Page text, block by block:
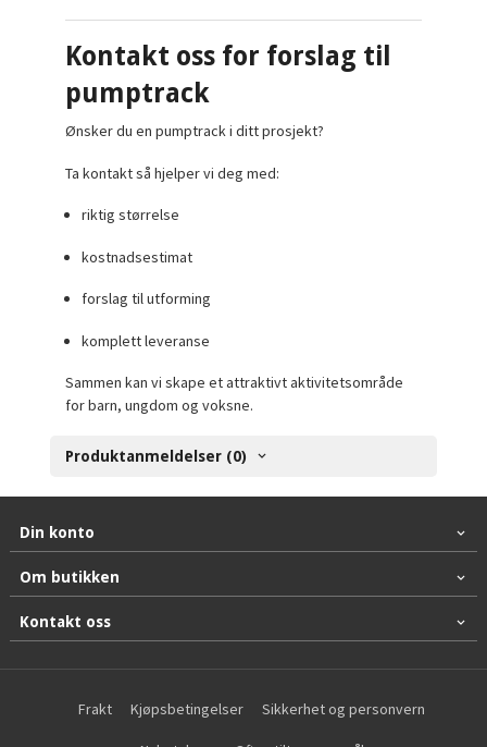
Kontakt oss for forslag til
pumptrack
Ønsker du en pumptrack i ditt prosjekt?
Ta kontakt så hjelper vi deg med:
riktig størrelse
kostnadsestimat
forslag til utforming
komplett leveranse
Sammen kan vi skape et attraktivt aktivitetsområde
for barn, ungdom og voksne.
Produktanmeldelser (0)
Din konto
Om butikken
Kontakt oss
Frakt Kjøpsbetingelser Sikkerhet og personvern